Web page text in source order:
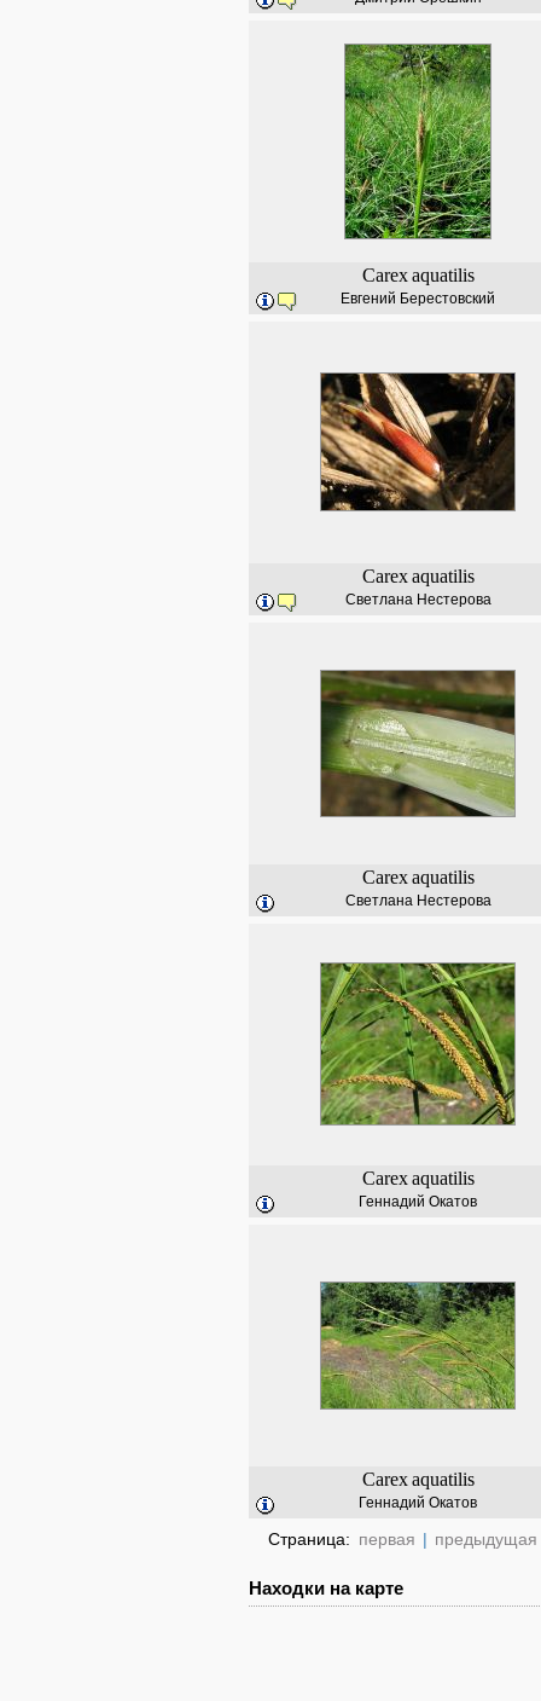
Carex aquatilis
Евгений Берестовский
Carex aquatilis
Светлана Нестерова
Carex aquatilis
Светлана Нестерова
Carex aquatilis
Геннадий Окатов
Carex aquatilis
Геннадий Окатов
Страница: первая | предыдущая
Находки на карте